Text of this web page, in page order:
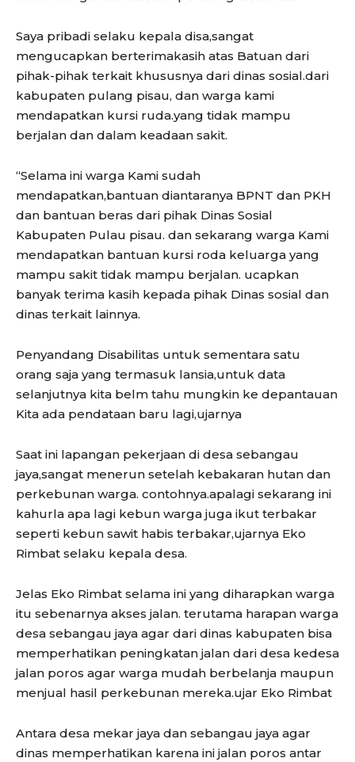
Saya pribadi selaku kepala disa,sangat
mengucapkan berterimakasih atas Batuan dari
pihak-pihak terkait khususnya dari dinas sosial.dari
kabupaten pulang pisau, dan warga kami
mendapatkan kursi ruda.yang tidak mampu
berjalan dan dalam keadaan sakit.
“Selama ini warga Kami sudah
mendapatkan,bantuan diantaranya BPNT dan PKH
dan bantuan beras dari pihak Dinas Sosial
Kabupaten Pulau pisau. dan sekarang warga Kami
mendapatkan bantuan kursi roda keluarga yang
mampu sakit tidak mampu berjalan. ucapkan
banyak terima kasih kepada pihak Dinas sosial dan
dinas terkait lainnya.
Penyandang Disabilitas untuk sementara satu
orang saja yang termasuk lansia,untuk data
selanjutnya kita belm tahu mungkin ke depantauan
Kita ada pendataan baru lagi,ujarnya
Saat ini lapangan pekerjaan di desa sebangau
jaya,sangat menerun setelah kebakaran hutan dan
perkebunan warga. contohnya.apalagi sekarang ini
kahurla apa lagi kebun warga juga ikut terbakar
seperti kebun sawit habis terbakar,ujarnya Eko
Rimbat selaku kepala desa.
Jelas Eko Rimbat selama ini yang diharapkan warga
itu sebenarnya akses jalan. terutama harapan warga
desa sebangau jaya agar dari dinas kabupaten bisa
memperhatikan peningkatan jalan dari desa kedesa
jalan poros agar warga mudah berbelanja maupun
menjual hasil perkebunan mereka.ujar Eko Rimbat
Antara desa mekar jaya dan sebangau jaya agar
dinas memperhatikan karena ini jalan poros antar